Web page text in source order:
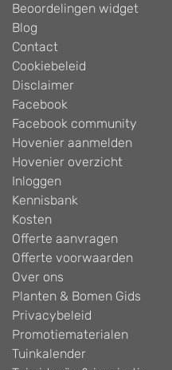
Beoordelingen widget
Blog
Contact
Cookiebeleid
Disclaimer
Facebook
Facebook community
Hovenier aanmelden
Hovenier overzicht
Inloggen
Kennisbank
Kosten
Offerte aanvragen
Offerte voorwaarden
Over ons
Planten & Bomen Gids
Privacybeleid
Promotiematerialen
Tuinkalender